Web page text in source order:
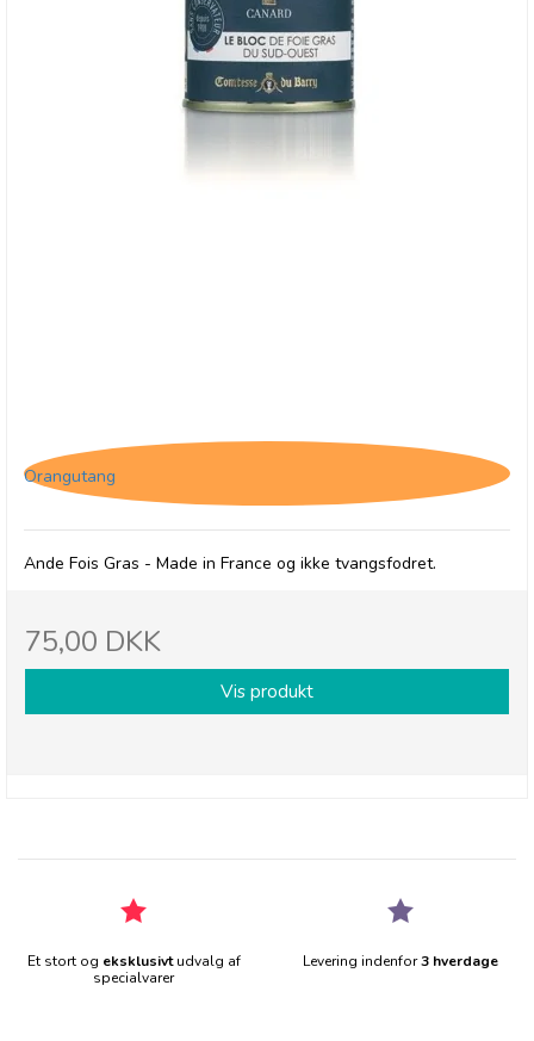
Orangutang
Ande Fois Gras - Made in France og ikke tvangsfodret.
75,00 DKK
Vis produkt
Et stort og eksklusivtudvalg af
specialvarer
Levering indenfor3 hverdage